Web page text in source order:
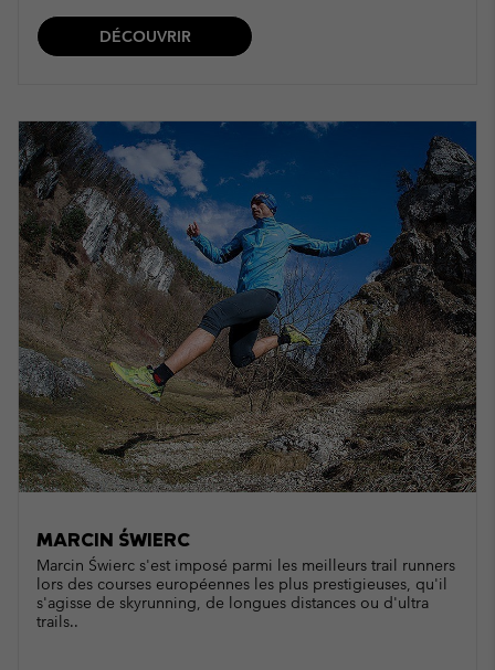
MARCIN ŚWIERC
Marcin Świerc s'est imposé parmi les meilleurs trail runners
lors des courses européennes les plus prestigieuses, qu'il
s'agisse de skyrunning, de longues distances ou d'ultra
trails..
DÉCOUVRIR